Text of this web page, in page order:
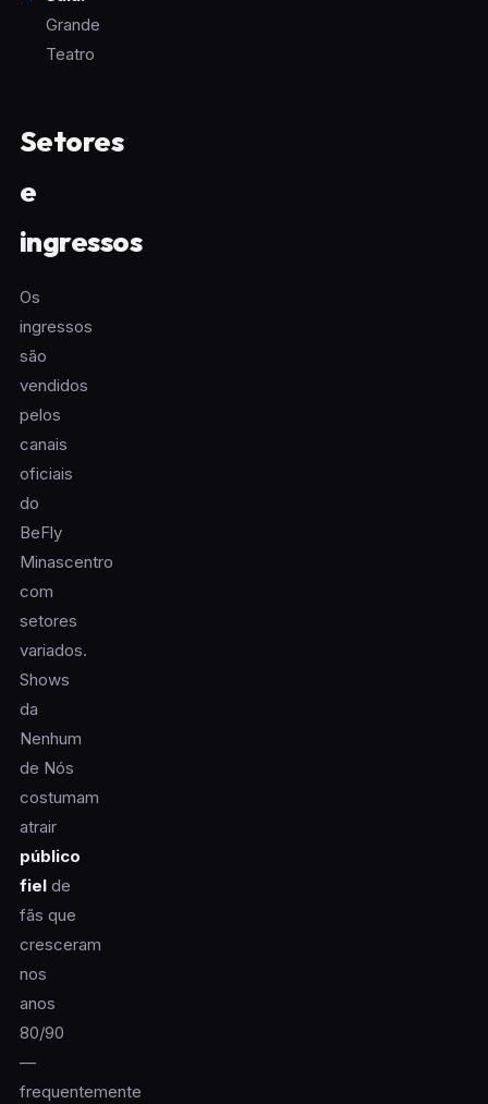
Grande
Teatro
Setores
e
ingressos
Os
ingressos
são
vendidos
pelos
canais
oficiais
do
BeFly
Minascentro
com
setores
variados.
Shows
da
Nenhum
de Nós
costumam
atrair
público
fielde
fãs que
cresceram
nos
anos
80/90
—
frequentemente